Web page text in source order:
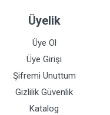
Üyelik
Üye Ol
Üye Girişi
Şifremi Unuttum
Gizlilik Güvenlik
Katalog